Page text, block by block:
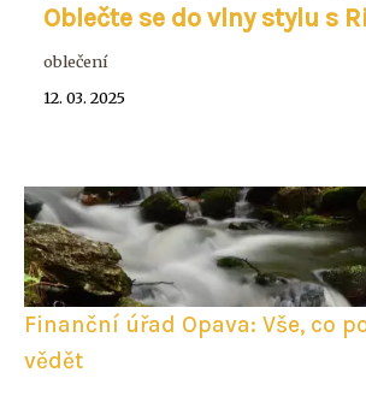
Oblečte se do vlny stylu s
oblečení
12. 03. 2025
Finanční úřad Opava: Vše, co
vědět